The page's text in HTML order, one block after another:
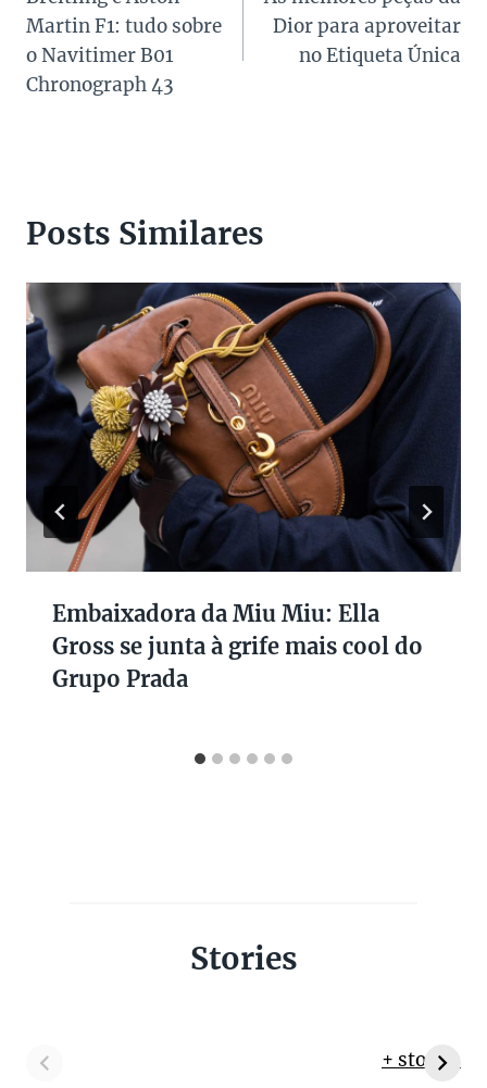
de
Post
Martin F1: tudo sobre
o Navitimer B01
Chronograph 43
Dior para aproveitar
no Etiqueta Única
Posts Similares
Embaixadora da Miu Miu: Ella
Gross se junta à grife mais cool do
Grupo Prada
Stories
+ stories